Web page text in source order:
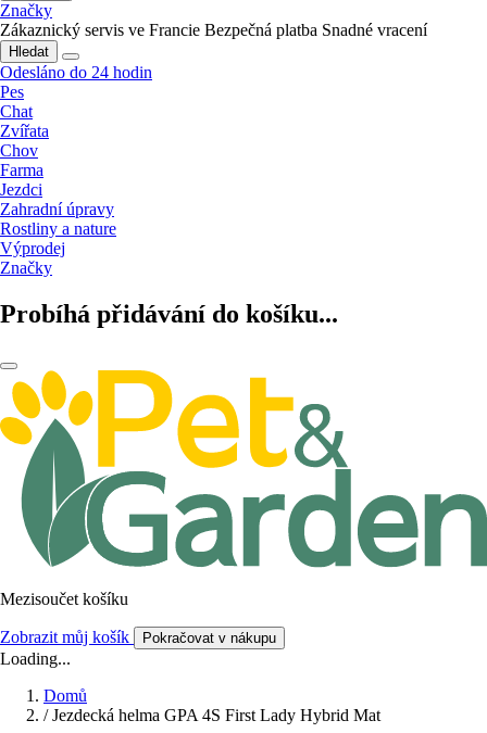
Značky
Zákaznický servis ve Francie Bezpečná platba Snadné vracení
Hledat
Odesláno do 24 hodin
Pes
Chat
Zvířata
Chov
Farma
Jezdci
Zahradní úpravy
Rostliny a nature
Výprodej
Značky
Probíhá přidávání do košíku...
Mezisoučet košíku
Zobrazit můj košík Pokračovat v nákupu
Loading...
Domů
/ Jezdecká helma GPA 4S First Lady Hybrid Mat